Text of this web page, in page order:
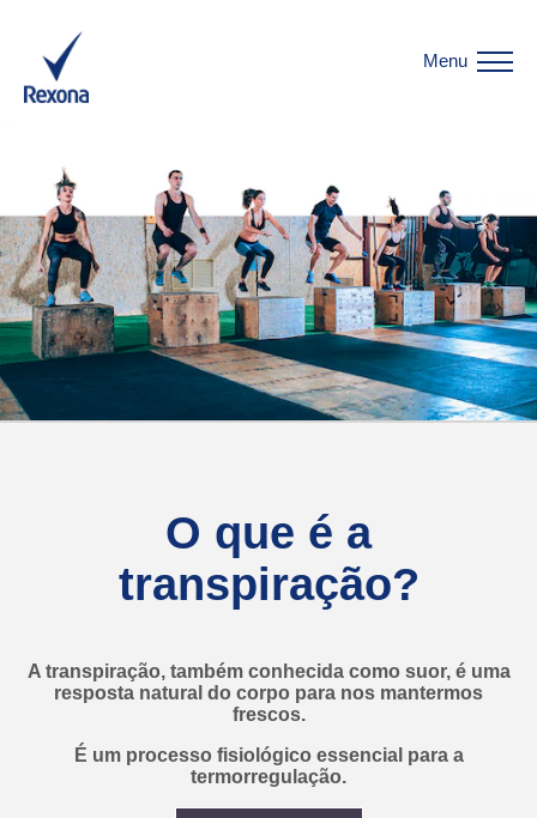
Menu
O que é a
transpiração?
A transpiração, também conhecida como suor, é uma
resposta natural do corpo para nos mantermos
frescos.
É um processo fisiológico essencial para a
termorregulação.